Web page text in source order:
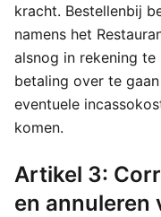
kracht. Bestellenbij
namens het
alsnog in rekening
betaling over te
eventuele
komen.
Artikel 3:
en annuleren